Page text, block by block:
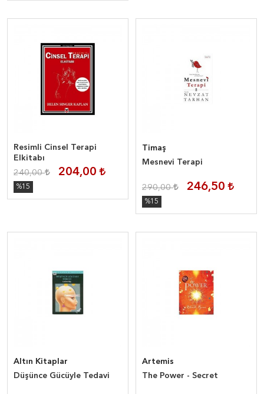
Resimli Cinsel Terapi
Elkitabı
240,00 204,00
%15
Timaş
Mesnevi Terapi
290,00 246,50
%15
Altın Kitaplar
Düşünce Gücüyle Tedavi
Artemis
The Power - Secret